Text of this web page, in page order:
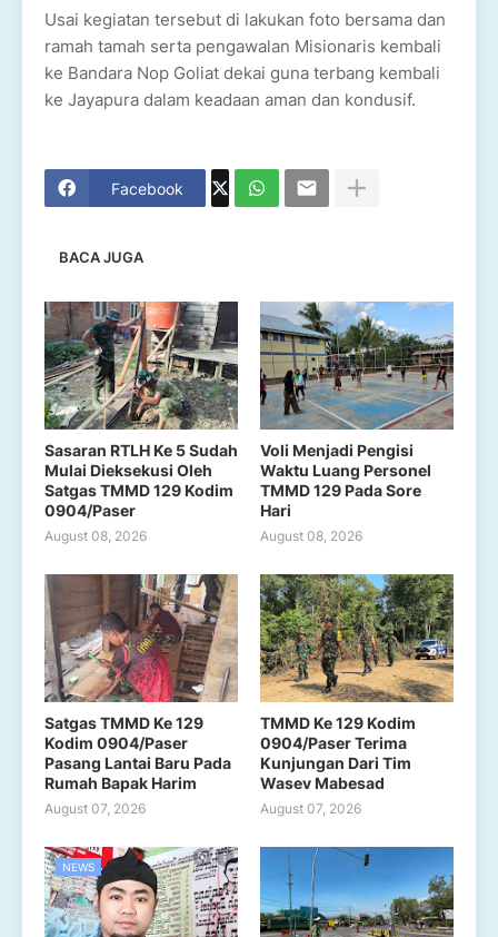
Usai kegiatan tersebut di lakukan foto bersama dan
ramah tamah serta pengawalan Misionaris kembali
ke Bandara Nop Goliat dekai guna terbang kembali
ke Jayapura dalam keadaan aman dan kondusif.
Facebook
BACA JUGA
Sasaran RTLH Ke 5 Sudah
Mulai Dieksekusi Oleh
Satgas TMMD 129 Kodim
0904/Paser
August 08, 2026
Voli Menjadi Pengisi
Waktu Luang Personel
TMMD 129 Pada Sore
Hari
August 08, 2026
Satgas TMMD Ke 129
Kodim 0904/Paser
Pasang Lantai Baru Pada
Rumah Bapak Harim
August 07, 2026
TMMD Ke 129 Kodim
0904/Paser Terima
Kunjungan Dari Tim
Wasev Mabesad
August 07, 2026
NEWS